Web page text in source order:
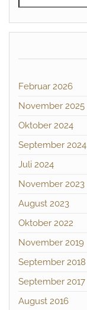
Februar 2026
November 2025
Oktober 2024
September 2024
Juli 2024
November 2023
August 2023
Oktober 2022
November 2019
September 2018
September 2017
August 2016